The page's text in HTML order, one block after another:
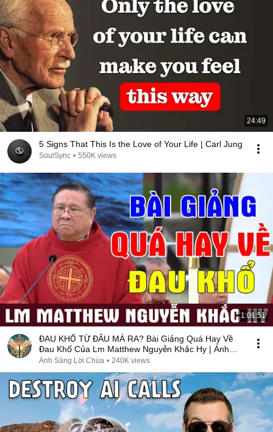
24:49
5 Signs That This Is the Love of Your Life | Carl Jung
SoulSync • 550K views
1:01:51
ĐAU KHỔ TỪ ĐÂU MÀ RA? Bài Giảng Quá Hay Về
Đau Khổ Của Lm Matthew Nguyễn Khắc Hy | Ánh
Sáng Lời Chúa
Ánh Sáng Lời Chúa • 240K views